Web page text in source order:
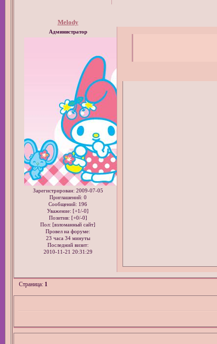
Melody
Администратор
Зарегистрирован: 2009-07-05
Приглашений: 0
Сообщений: 196
Уважение:
[+1/-0]
Позитив:
[+0/-0]
Пол: [взломанный сайт]
Провел на форуме:
23 часа 34 минуты
Последний визит:
2010-11-21 20:31:29
Страница: 1